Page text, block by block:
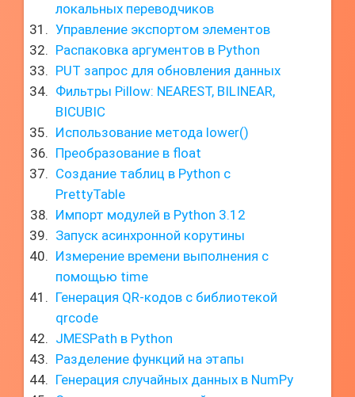
локальных переводчиков
Управление экспортом элементов
Распаковка аргументов в Python
PUT запрос для обновления данных
Фильтры Pillow: NEAREST, BILINEAR,
BICUBIC
Использование метода lower()
Преобразование в float
Создание таблиц в Python с
PrettyTable
Импорт модулей в Python 3.12
Запуск асинхронной корутины
Измерение времени выполнения с
помощью time
Генерация QR-кодов с библиотекой
qrcode
JMESPath в Python
Разделение функций на этапы
Генерация случайных данных в NumPy